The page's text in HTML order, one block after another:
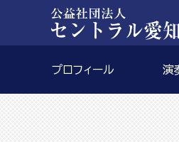
プロフィール 演